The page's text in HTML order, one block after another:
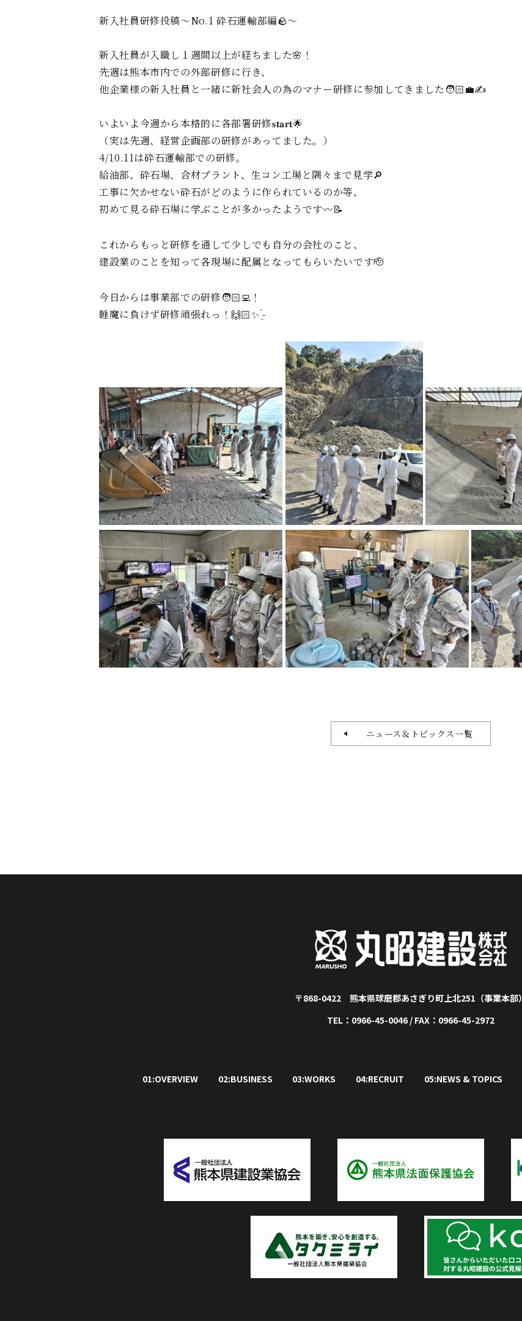
新入社員研修投稿～No.1 砕石運輸部編🪨～
新入社員が入職し１週間以上が経ちました🌸！
先週は熊本市内での外部研修に行き、
他企業様の新入社員と一緒に新社会人の為のマナー研修に参加してきました🧑🏻‍💼✍️
いよいよ今週から本格的に各部署研修𝐬𝐭𝐚𝐫𝐭🌟
（実は先週、経営企画部の研修があってました。）
4/10.11は砕石運輸部での研修。
給油部、砕石場、合材プラント、生コン工場と隅々まで見学🔎
工事に欠かせない砕石がどのように作られているのか等、
初めて見る砕石場に学ぶことが多かったようです〰️📝
これからもっと研修を通して少しでも自分の会社のこと、
建設業のことを知って各現場に配属となってもらいたいです🫡
今日からは事業部での研修🧑🏻‍💻！
睡魔に負けず研修頑張れっ！🙌🏻‎✨ ̖́-‬
ニュース＆トピックス一覧
〒868-0422 熊本県球磨郡あさぎり町上北251（事業本部）
TEL：0966-45-0046 / FAX：0966-45-2972
01:OVERVIEW 02:BUSINESS 03:WORKS 04:RECRUIT 05:NEWS & TOPICS